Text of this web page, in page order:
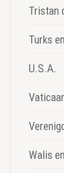
Tristan
Turks
U.S.A.
Walis